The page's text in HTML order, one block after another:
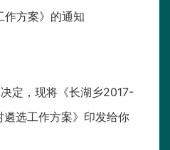
作方案》的通知
定，现将《长湖乡2017-
选工作方案》印发给你